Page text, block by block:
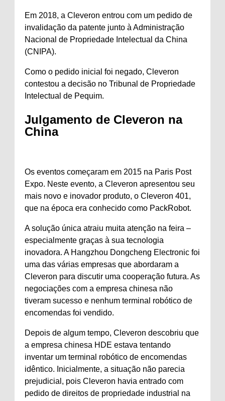
Em 2018, a Cleveron entrou com um pedido de
invalidação da patente junto à Administração
Nacional de Propriedade Intelectual da China
(CNIPA).
Como o pedido inicial foi negado, Cleveron
contestou a decisão no Tribunal de Propriedade
Intelectual de Pequim.
Julgamento de Cleveron na
China
Os eventos começaram em 2015 na Paris Post
Expo. Neste evento, a Cleveron apresentou seu
mais novo e inovador produto, o Cleveron 401,
que na época era conhecido como PackRobot.
A solução única atraiu muita atenção na feira –
especialmente graças à sua tecnologia
inovadora. A Hangzhou Dongcheng Electronic foi
uma das várias empresas que abordaram a
Cleveron para discutir uma cooperação futura. As
negociações com a empresa chinesa não
tiveram sucesso e nenhum terminal robótico de
encomendas foi vendido.
Depois de algum tempo, Cleveron descobriu que
a empresa chinesa HDE estava tentando
inventar um terminal robótico de encomendas
idêntico. Inicialmente, a situação não parecia
prejudicial, pois Cleveron havia entrado com
pedido de direitos de propriedade industrial na